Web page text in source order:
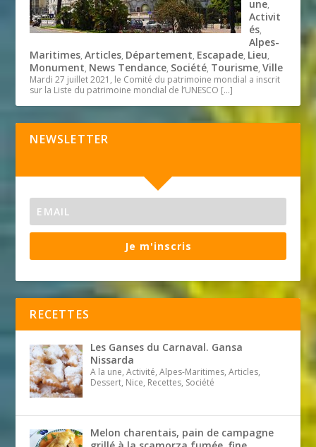
une,
Activit
és,
Alpes-
Maritimes,Articles, Département, Escapade, Lieu,
Monument, News Tendance, Société, Tourisme,Ville
Mardi 27 juillet 2021, le Comité du patrimoine mondial a inscrit
sur la Liste du patrimoine mondial de l’UNESCO […]
NEWSLETTER
Je m'inscris
RECETTES
Les Ganses du Carnaval. Gansa
Nissarda
A la une, Activité, Alpes-Maritimes, Articles,
Dessert, Nice, Recettes, Société
Melon charentais, pain de campagne